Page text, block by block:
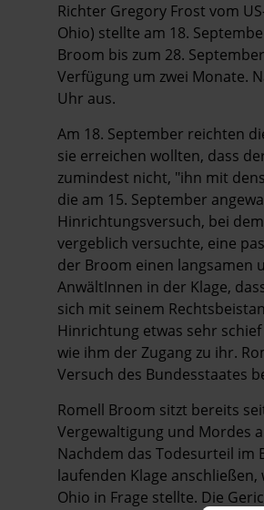
Richter Gregory Frost vom
Ohio) stellte am 18.
Broom bis zum 28.
Verfügung um zwei Monate.
Uhr aus.
Am 18. September reichten
sie erreichen wollten, dass
zumindest nicht, "ihn mit
die am 15. September
Hinrichtungsversuch, bei
vergeblich versuchte, eine
der Broom einen langsamen
AnwältInnen in der Klage,
sich mit seinem
Hinrichtung etwas sehr
wie ihm der Zugang zu ihr.
Versuch des Bundesstaates
Romell Broom sitzt bereits
Vergewaltigung und Mordes
Nachdem das Todesurteil
laufenden Klage
Ohio in Frage stellte. Die